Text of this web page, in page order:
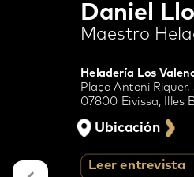
Daniel
Maestro
Heladería Los
Plaça Antoni Riquer,
07800 Eivissa, Illes
Ubicación
Leer entrevista